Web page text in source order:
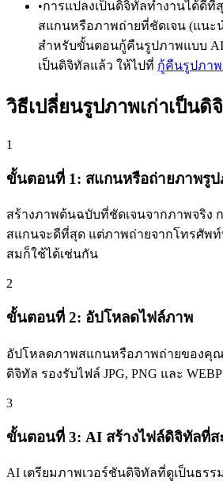
•การแปลงเป็นดิจิทัลทำงานได้ดีที่
สแกนหรือภาพถ่ายที่ชัดเจน (แนะ
สำหรับขั้นตอนกู้คืนรูปภาพแบบ
เป็นดิจิทัลแล้ว ให้ไปที่ กู้คืนรูปภาพ
วิธีเปลี่ยนรูปภาพเก่าเป็นดิ
1
ขั้นตอนที่ 1: สแกนหรือถ่ายภาพรู
สร้างภาพต้นฉบับที่ชัดเจนจากภาพจริง
สแกนจะดีที่สุด แต่ภาพถ่ายจากโทรศัพ
สมก็ใช้ได้เช่นกัน
2
ขั้นตอนที่ 2: อัปโหลดไฟล์ภาพ
อัปโหลดภาพสแกนหรือภาพถ่ายของคุณ
ดิจิทัล รองรับไฟล์ JPG, PNG และ WEBP
3
ขั้นตอนที่ 3: AI สร้างไฟล์ดิจิทัลที่ส
AI เตรียมภาพเวอร์ชันดิจิทัลที่ดูเป็นธร